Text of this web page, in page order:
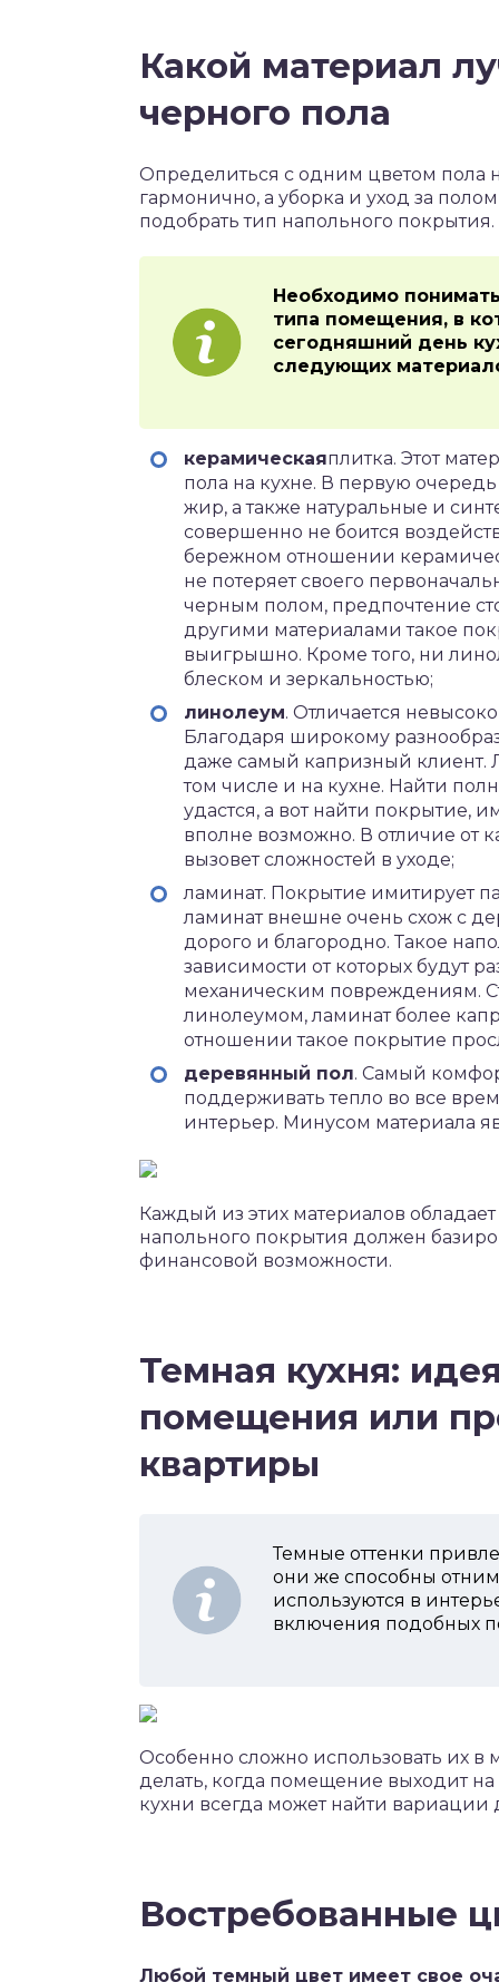
Какой материал
черного пола
Определиться с одним цветом пола
гармонично, а уборка и уход за
подобрать тип напольного покрытия.
Необходимо
типа помещения, в
сегодняшний день
следующих
керамическаяплитка. Этот
пола на кухне. В первую
жир, а также натуральные и
совершенно не боится
бережном отношении
не потеряет своего
черным полом, предпочтение
другими материалами такое
выигрышно. Кроме того, ни
блеском и зеркальностью;
линолеум. Отличается
Благодаря широкому
даже самый капризный клиент.
том числе и на кухне. Найти
удастся, а вот найти
вполне возможно. В отличие от
вызовет сложностей в уходе;
ламинат. Покрытие имитирует
ламинат внешне очень схож с
дорого и благородно. Такое
зависимости от которых будут
механическим повреждениям.
линолеумом, ламинат более
отношении такое покрытие
деревянный пол. Самый
поддерживать тепло во все
интерьер. Минусом материала
Каждый из этих материалов
напольного покрытия должен
финансовой возможности.
Темная кухня:
помещения или
квартиры
Темные оттенки
они же способны
используются в
включения подобных
Особенно сложно использовать их в
делать, когда помещение выходит
кухни всегда может найти вариации
Востребованные
Любой темный цвет имеет свое